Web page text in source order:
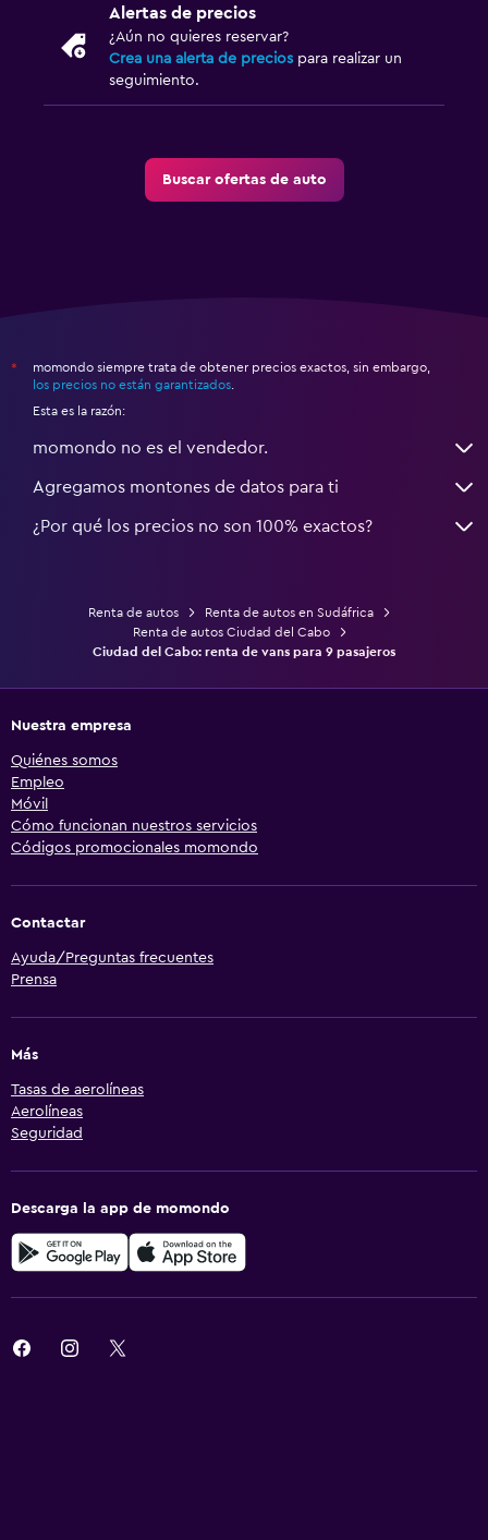
Alertas de precios
¿Aún no quieres reservar?
Crea una alerta de precios para realizar un
seguimiento.
Buscar ofertas de auto
*
momondo siempre trata de obtener precios exactos, sin embargo,
los precios no están garantizados
Esta es la razón:
momondo no es el vendedor.
Agregamos montones de datos para ti
¿Por qué los precios no son 100% exactos?
Renta de autos
Renta de autos en Sudáfrica
Renta de autos Ciudad del Cabo
Ciudad del Cabo: renta de vans para 9 pasajeros
Nuestra empresa
Quiénes somos
Empleo
Móvil
Cómo funcionan nuestros servicios
Códigos promocionales momondo
Contactar
Ayuda/Preguntas frecuentes
Prensa
Más
Tasas de aerolíneas
Aerolíneas
Seguridad
Descarga la app de momondo